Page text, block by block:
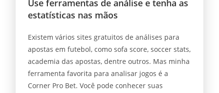
Use ferramentas de análise e tenha as
estatísticas nas mãos
Existem vários sites gratuitos de análises para
apostas em futebol, como sofa score, soccer stats,
academia das apostas, dentre outros. Mas minha
ferramenta favorita para analisar jogos é a
Corner Pro Bet. Você pode conhecer suas